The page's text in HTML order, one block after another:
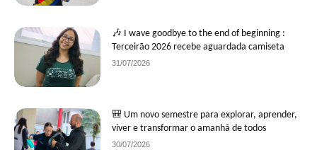
🎶 I wave goodbye to the end of beginning :
Terceirão 2026 recebe aguardada camiseta
31/07/2026
🎒 Um novo semestre para explorar, aprender,
viver e transformar o amanhã de todos
30/07/2026